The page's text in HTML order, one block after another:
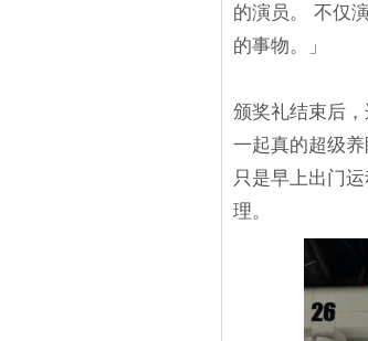
的演员。 不仅
的事物。」
颁奖礼结束后
一起真的超级
只是早上出门
理。